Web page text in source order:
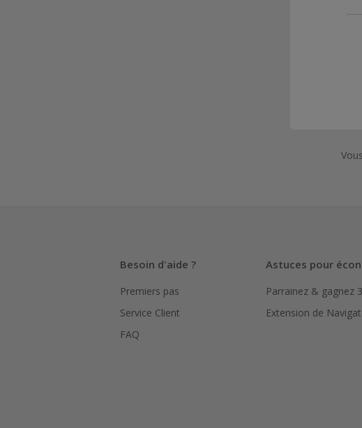
Besoin d'aide ?
Premiers pas
Service Client
FAQ
Astuces pour
Parrainez & gagnez
Extension de